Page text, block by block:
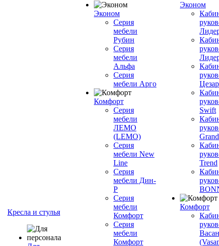
Кресла и стулья
Эконом
Серия
мебели
Рубин
Серия
мебели
Альфа
Серия
мебели Арго
Комфорт
Серия
мебели
ЛЕМО
(LEMO)
Серия
мебели New
Line
Серия
мебели Дин-
Р
Серия
мебели
Комфорт
Серия
мебели
Комфорт
Эконом
Swift
Grand
Trend
Комфорт